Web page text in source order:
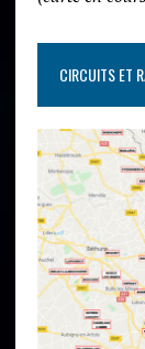
CIRCUITS ET